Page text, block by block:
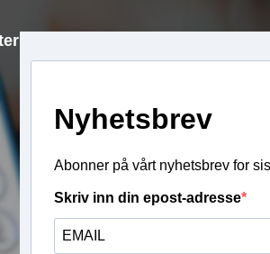
Nyhetsbrev
Abonner på vårt nyhetsbrev for
Skriv inn din epost-adresse